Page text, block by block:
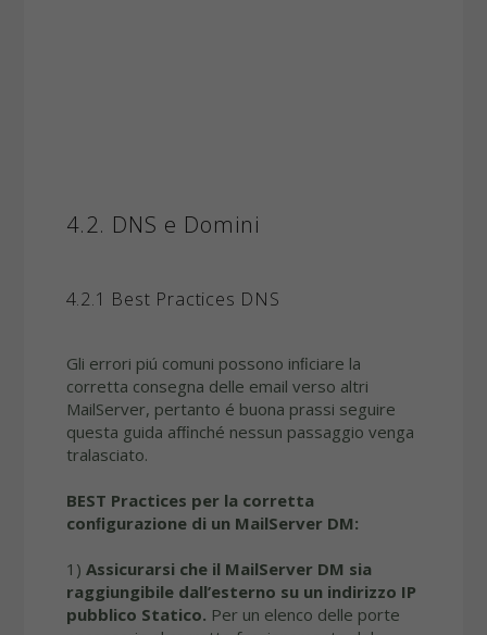
4.2. DNS e Domini
4.2.1 Best Practices DNS
Gli errori piú comuni possono inﬁciare la
corretta consegna delle email verso altri
MailServer, pertanto é buona prassi seguire
questa guida afﬁnché nessun passaggio venga
tralasciato.
BEST Practices per la corretta
conﬁgurazione di un MailServer DM:
1) Assicurarsi che il MailServer DM sia
raggiungibile dall’esterno su un indirizzo IP
pubblico Statico. Per un elenco delle porte